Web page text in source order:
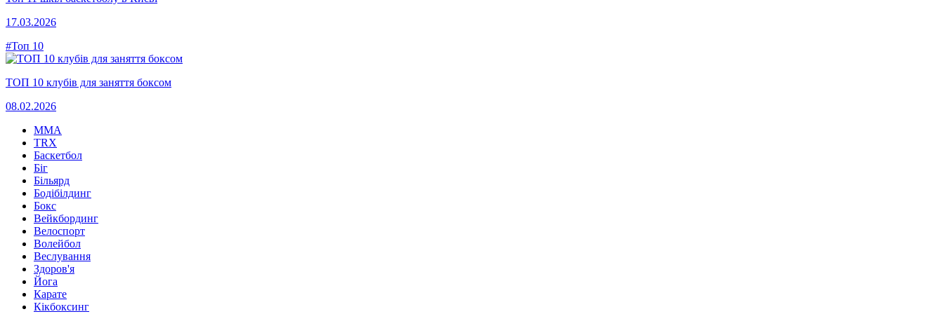
17.03.2026
#Топ 10
ТОП 10 клубів для заняття боксом
08.02.2026
MMA
TRX
Баскетбол
Біг
Більярд
Бодібілдинг
Бокс
Вейкбординг
Велоспорт
Волейбол
Веслування
Здоров'я
Йога
Карате
Кікбоксинг